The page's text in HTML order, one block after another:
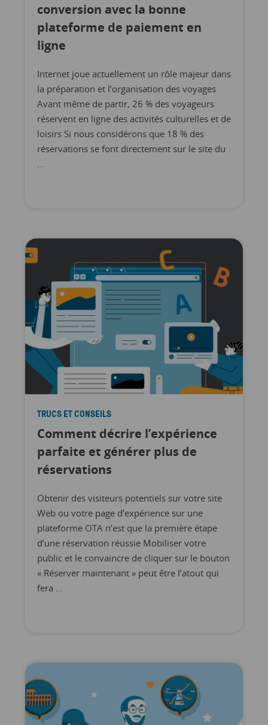
conversion avec la bonne
plateforme de paiement en
ligne
Internet joue actuellement un rôle majeur dans
la préparation et l’organisation des voyages
Avant même de partir, 26 % des voyageurs
réservent en ligne des activités culturelles et de
loisirs Si nous considérons que 18 % des
réservations se font directement sur le site du
TRUCS ET CONSEILS
Comment décrire l’expérience
parfaite et générer plus de
réservations
Obtenir des visiteurs potentiels sur votre site
Web ou votre page d’expérience sur une
plateforme OTA n’est que la première étape
d’une réservation réussie Mobiliser votre
public et le convaincre de cliquer sur le bouton
« Réserver maintenant » peut être l’atout qui
fera ...